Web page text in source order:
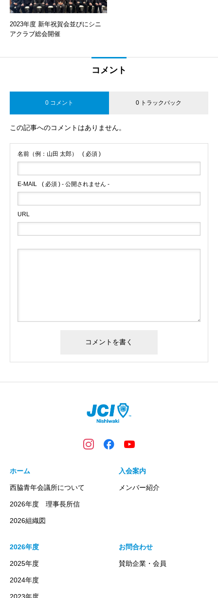
2023年度 新年祝賀会並びにシニ
アクラブ総会開催
コメント
0 コメント 0 トラックバック
この記事へのコメントはありません。
名前（例：山田 太郎） ( 必須 )
E-MAIL ( 必須 ) - 公開されません -
URL
ホーム
西脇青年会議所について
2026年度 理事長所信
2026組織図
入会案内
メンバー紹介
2026年度
2025年度
2024年度
2023年度
お問合わせ
賛助企業・会員